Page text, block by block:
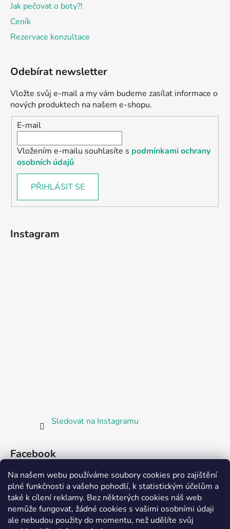
Na našem webu používáme soubory cookies pro zajištění
plné funkčnosti a vašeho pohodlí, k statistickým účelům a
také k cílení reklamy. Bez některých cookies náš web
nemůže fungovat, žádné cookies s vašimi osobními údaji
ale nebudou použity do momentu, než udělíte svůj
Jak pečovat o boty?!
Ceník
Rezervace konzultace
Odebírat newsletter
Vložte svůj e-mail a my vám budeme zasílat informace o
nových produktech na našem e-shopu.
E-mail
Vložením e-mailu souhlasíte s podmínkami ochrany
osobních údajů
PŘIHLÁSIT SE
Instagram
Sledovat na Instagramu
Facebook
Partnerská prodejna Barefoot Plzeň